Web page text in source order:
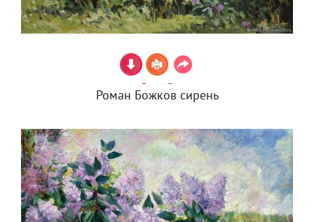
Роман Божков сирень